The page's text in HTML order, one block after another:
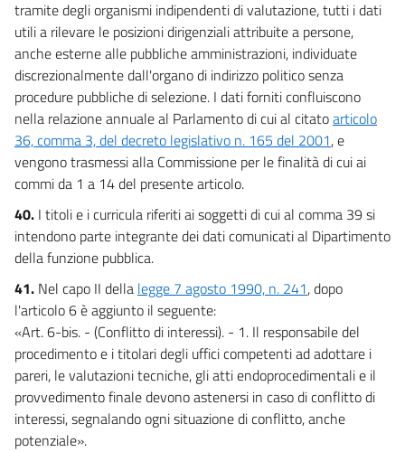
tramite degli organismi indipendenti di valutazione, tutti i dati
utili a rilevare le posizioni dirigenziali attribuite a persone,
anche esterne alle pubbliche amministrazioni, individuate
discrezionalmente dall'organo di indirizzo politico senza
procedure pubbliche di selezione. I dati forniti confluiscono
nella relazione annuale al Parlamento di cui al citatoarticolo
36, comma 3, del decreto legislativo n. 165 del 2001, e
vengono trasmessi alla Commissione per le finalità di cui ai
commi da 1 a 14 del presente articolo.
40. I titoli e i curricula riferiti ai soggetti di cui al comma 39 si
intendono parte integrante dei dati comunicati al Dipartimento
della funzione pubblica.
41. Nel capo II della legge 7 agosto 1990, n. 241, dopo
l'articolo 6 è aggiunto il seguente:
«Art. 6-bis. - (Conflitto di interessi). - 1. Il responsabile del
procedimento e i titolari degli uffici competenti ad adottare i
pareri, le valutazioni tecniche, gli atti endoprocedimentali e il
provvedimento finale devono astenersi in caso di conflitto di
interessi, segnalando ogni situazione di conflitto, anche
potenziale».